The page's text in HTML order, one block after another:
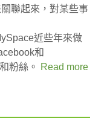
聯起來，對某些事
近些年來做
和
粉絲。
Read more